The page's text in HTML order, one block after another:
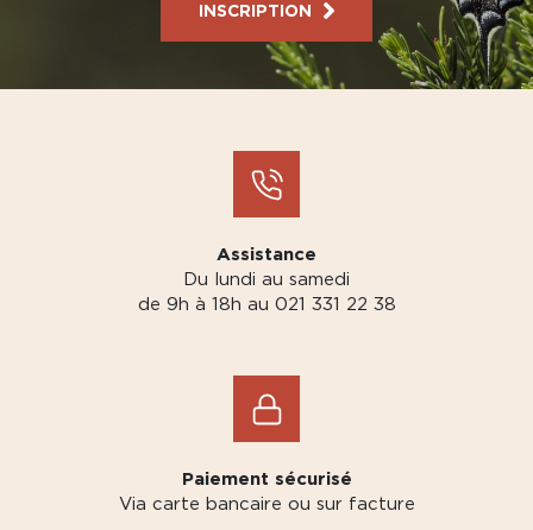
INSCRIPTION
Assistance
Du lundi au samedi
de 9h à 18h au 021 331 22 38
Paiement sécurisé
Via carte bancaire ou sur facture